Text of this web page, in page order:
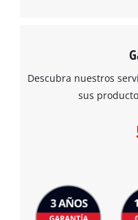
Descubra nuestros
sus